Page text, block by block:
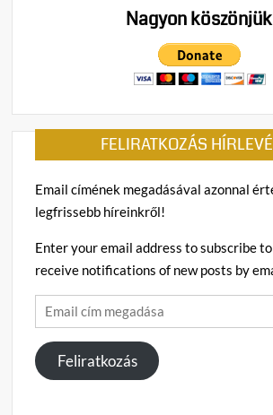
(
z
)
A
riporterét
vízzel
le,
üvöltöztek
az
b
j
e
y
s
h
Nagyon
FELIRATKOZÁS
Email címének megadásával azonnal
legfrissebb híreinkről!
Enter your email address to subscribe
receive notifications of new posts by
Email
cím
megadása
Feliratkozás